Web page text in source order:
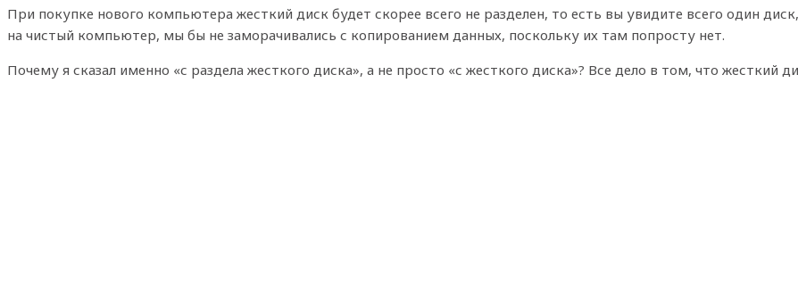
При покупке нового компьютера жесткий диск будет скорее всего не разделен, то есть вы увидите всего один
на чистый компьютер, мы бы не заморачивались с копированием данных, поскольку их там попросту нет.
Почему я сказал именно «с раздела жесткого диска», а не просто «с жесткого диска»? Все дело в том, что жесткий